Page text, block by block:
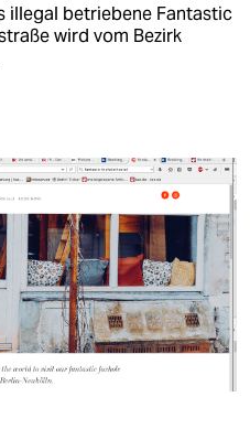
illegal betriebene Fantastic
wird vom Bezirk